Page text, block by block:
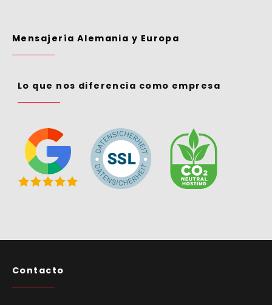
Mensajería Alemania y Europa
Lo que nos diferencia como empresa
Contacto